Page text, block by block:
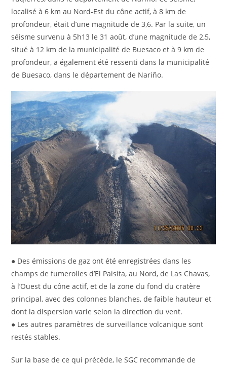
localisé à 6 km au Nord-Est du cône actif, à 8 km de
profondeur, était d’une magnitude de 3,6. Par la suite, un
séisme survenu à 5h13 le 31 août, d’une magnitude de 2,5,
situé à 12 km de la municipalité de Buesaco et à 9 km de
profondeur, a également été ressenti dans la municipalité
de Buesaco, dans le département de Nariño.
● Des émissions de gaz ont été enregistrées dans les
champs de fumerolles d’El Paisita, au Nord, de Las Chavas,
à l’Ouest du cône actif, et de la zone du fond du cratère
principal, avec des colonnes blanches, de faible hauteur et
dont la dispersion varie selon la direction du vent.
● Les autres paramètres de surveillance volcanique sont
restés stables.
Sur la base de ce qui précède, le SGC recommande de